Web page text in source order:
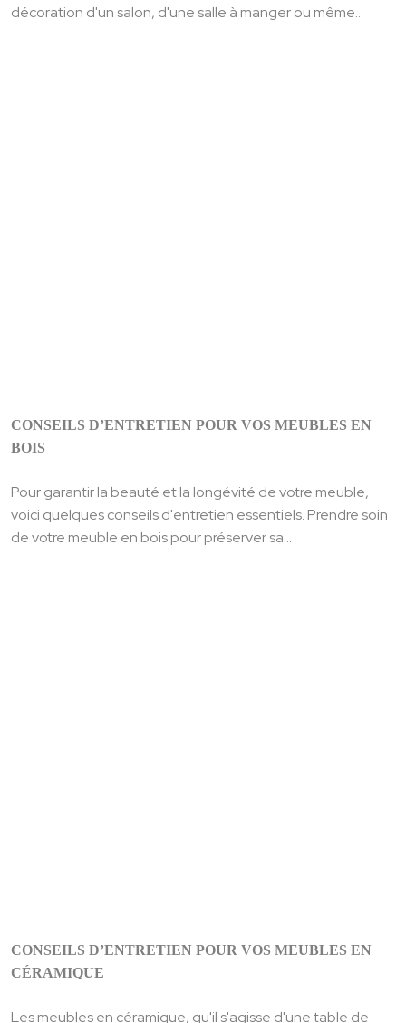
décoration d'un salon, d'une salle à manger ou même...
CONSEILS D’ENTRETIEN POUR VOS MEUBLES EN
BOIS
Pour garantir la beauté et la longévité de votre meuble,
voici quelques conseils d'entretien essentiels. Prendre soin
de votre meuble en bois pour préserver sa...
CONSEILS D’ENTRETIEN POUR VOS MEUBLES EN
CÉRAMIQUE
Les meubles en céramique, qu'il s'agisse d'une table de